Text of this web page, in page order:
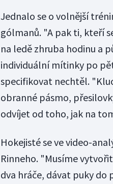
Jednalo se o volnější
gólmanů. "A pak ti, kteří
na ledě zhruba hodinu a
individuální mítinky po
specifikovat nechtěl.
obranné pásmo,
odvíjet od toho, jak na
Hokejisté se ve video-
Rinneho. "Musíme
dva hráče, dávat puky